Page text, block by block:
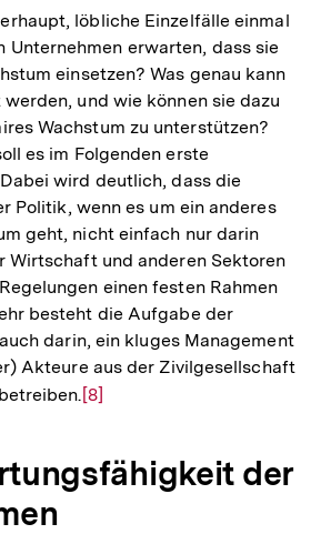
löbliche Einzelfälle einmal
Unternehmen erwarten, dass sie
einsetzen? Was genau kann
und wie können sie dazu
Wachstum zu unterstützen?
es im Folgenden erste
wird deutlich, dass die
Politik, wenn es um ein anderes
geht, nicht einfach nur darin
Wirtschaft und anderen Sektoren
einen festen Rahmen
besteht die Aufgabe der
darin, ein kluges Management
Akteure aus der Zivilgesellschaft
Zur
Fußnote
[8]
der